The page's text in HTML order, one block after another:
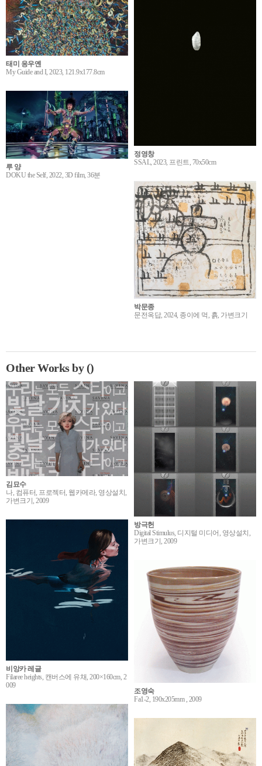
태미 응우옌
My Guide and I, 2023, 121.9x177.8cm
정영창
SSAL, 2023, 프린트, 70x50cm
루 양
DOKU the Self, 2022, 3D film, 36분
박문종
문전옥답, 2024, 종이에 먹, 흙, 가변크기
Other Works by ()
김묘수
나, 컴퓨터, 프로젝터, 웹카메라, 영상설치,
가변크기, 2009
방극헌
Digital Stimulus, 디지털 미디어, 영상설치,
가변크기, 2009
비앙카 레글
Filaree heights, 캔버스에 유채, 200×160cm, 2
009
조영숙
Fa1-2, 190x205mm , 2009